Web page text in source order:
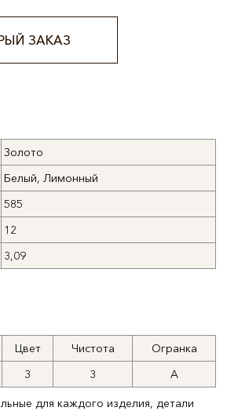
ЗАКАЗ
Золото
Белый, Лимонный
585
12
3,09
Цвет Чистота
Огранка
3 3 А
для каждого изделия, детали